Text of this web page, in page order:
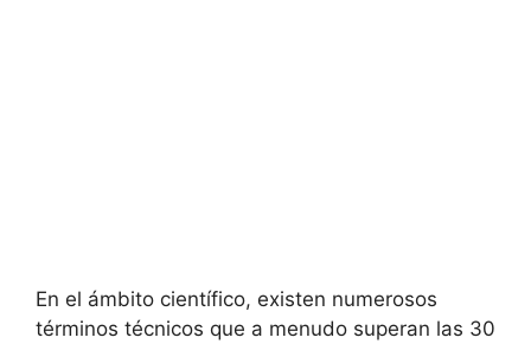
En el ámbito científico, existen numerosos
términos técnicos que a menudo superan las 30